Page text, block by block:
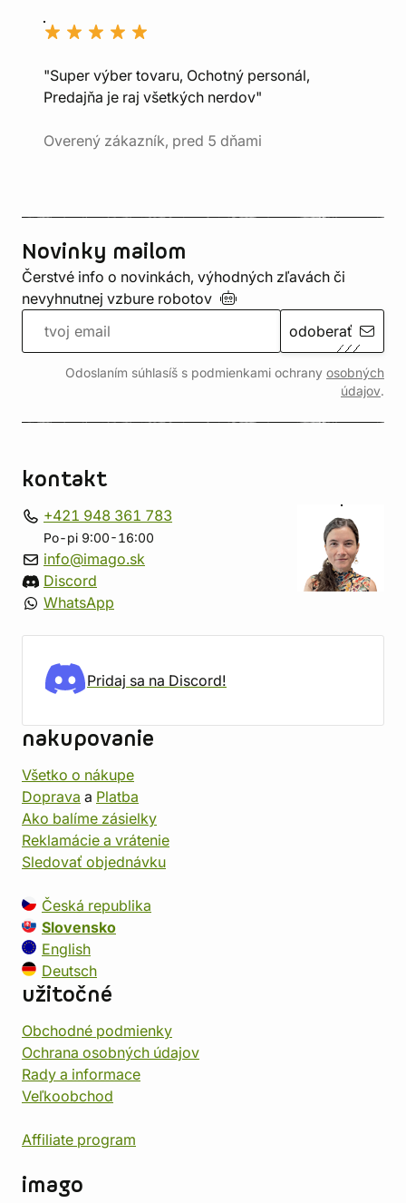
"Super výber tovaru, Ochotný personál,
Predajňa je raj všetkých nerdov"
Overený zákazník, pred 5 dňami
Novinky mailom
Čerstvé info o novinkách, výhodných zľavách či
nevyhnutnej vzbure robotov
odoberať
Odoslaním súhlasíš s podmienkami ochrany osobných
údajov.
kontakt
+421 948 361 783
Po-pi 9:00-16:00
info@imago.sk
Discord
WhatsApp
Pridaj sa na Discord!
nakupovanie
Všetko o nákupe
Doprava a Platba
Ako balíme zásielky
Reklamácie a vrátenie
Sledovať objednávku
Česká republika
Slovensko
English
Deutsch
užitočné
Obchodné podmienky
Ochrana osobných údajov
Rady a informace
Veľkoobchod
Affiliate program
imago